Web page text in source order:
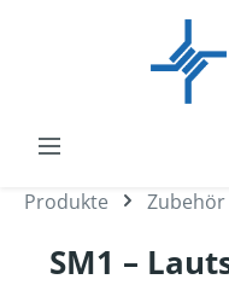
Produkte Zubehör
SM1 –